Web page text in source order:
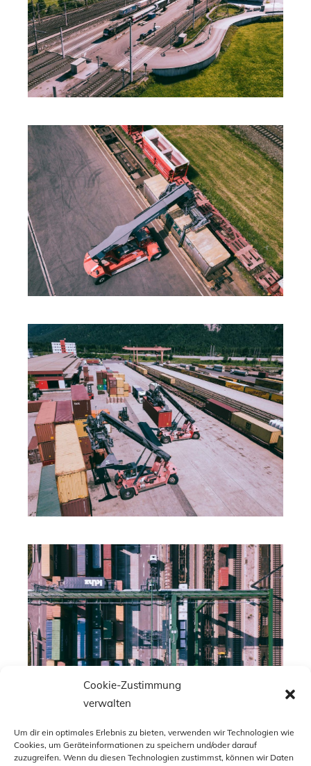
Cookie-Zustimmung
verwalten
Um dir ein optimales Erlebnis zu bieten, verwenden wir Technologien wie
Cookies, um Geräteinformationen zu speichern und/oder darauf
zuzugreifen. Wenn du diesen Technologien zustimmst, können wir Daten
DROHNE DJI
ÖBB TERMINAL
DROHNE DJI
ÖBB TERMINAL FÜRNITZ
DROHNE DJI
ÖBB TERMINAL WIEN
DROHNE DJI